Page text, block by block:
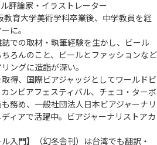
評論家・イラストレーター
教育大学美術学科卒業後、中学教員を経
に。
での取材・執筆経験を生かし、ビール
ろんのこと、ビールとファッションなど
ングに造詣が深い。
得、国際ビアジャッジとしてワールドビ
ンビアフェスティバル、チェコ・ターボ
務め、一般社団法人日本ビアジャーナリ
ィアで活躍中。ビアジャーナリストアカ
入門】（幻冬舎刊）は台湾でも翻訳・